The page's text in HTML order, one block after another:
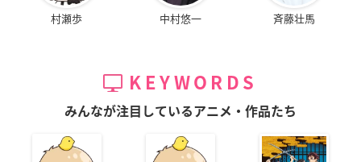
村瀬歩 中村悠一 斉藤壮馬
KEYWORDS
みんなが注目しているアニメ・作品たち